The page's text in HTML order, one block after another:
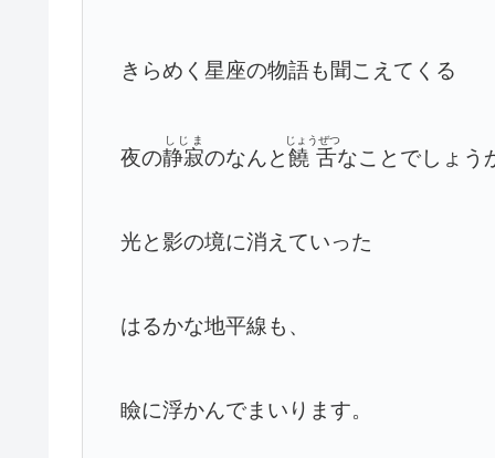
きらめく星座の物語も聞こえてくる
夜の静寂
しじま
のなんと饒舌
じょうぜつ
なことでしょう
光と影の境に消えていった
はるかな地平線も、
瞼に浮かんでまいります。